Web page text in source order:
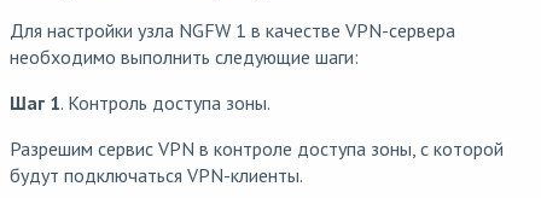
Для настройки узла NGFW 1 в качестве VPN-сервера
необходимо выполнить следующие шаги:
Шаг 1. Контроль доступа зоны.
Разрешим сервис VPN в контроле доступа зоны, c которой
будут подключаться VPN-клиенты.